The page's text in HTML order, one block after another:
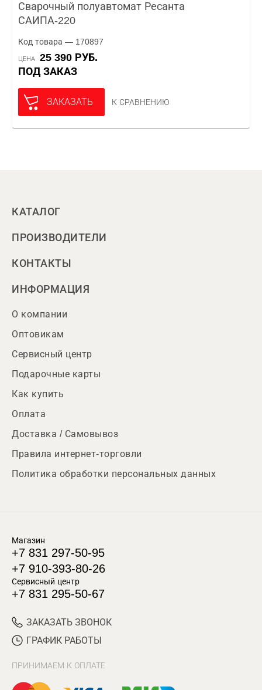
Сварочный полуавтомат Ресанта
САИПА-220
Код товара — 170897
ЦЕНА
25 390 РУБ.
ПОД ЗАКАЗ
ЗАКАЗАТЬ К СРАВНЕНИЮ
КАТАЛОГ
ПРОИЗВОДИТЕЛИ
КОНТАКТЫ
ИНФОРМАЦИЯ
О компании
Оптовикам
Сервисный центр
Подарочные карты
Как купить
Оплата
Доставка / Самовывоз
Правила интернет-торговли
Политика обработки персональных данных
Магазин
+7 831 297-50-95
+7 910-393-80-26
Сервисный центр
+7 831 295-50-67
ЗАКАЗАТЬ ЗВОНОК
ГРАФИК РАБОТЫ
ПРИНИМАЕМ К ОПЛАТЕ